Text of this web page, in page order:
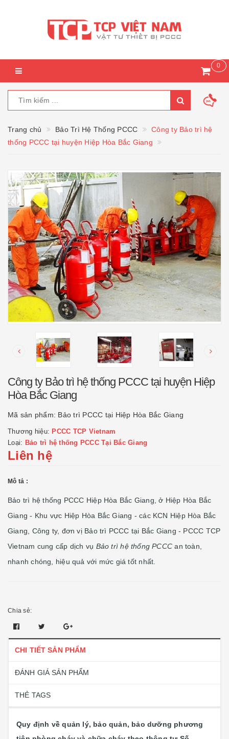
0
Trang chủ Bảo Trì Hệ Thống PCCC
Công ty Bảo trì hệ
thống PCCC tại huyện Hiệp Hòa Bắc Giang
Công ty Bảo trì hệ thống PCCC tại huyện Hiệp
Hòa Bắc Giang
Mã sản phẩm: Bảo trì PCCC tại Hiệp Hòa Bắc Giang
Thương hiệu: PCCC TCP Vietnam
Loại: Bảo trì hệ thống PCCC Tại Bắc Giang
Liên hệ
Mô tả :
Bảo trì hệ thống PCCC Hiệp Hòa Bắc Giang, ở Hiệp Hòa Bắc
Giang - Khu vực Hiệp Hòa Bắc Giang - các KCN Hiệp Hòa Bắc
Giang, Công ty, đơn vị Bảo trì PCCC tại Bắc Giang - PCCC TCP
Vietnam cung cấp dịch vụ Bảo trì hệ thống PCCC an toàn,
nhanh chóng, hiệu quả với mức giá tốt nhất.
Chia sẻ:
CHI TIẾT SẢN PHẨM
ĐÁNH GIÁ SẢN PHẨM
THẺ TAGS
Quy định về quản lý, bảo quản, bảo dưỡng phương